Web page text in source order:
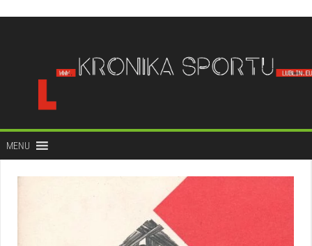
treści
MENU